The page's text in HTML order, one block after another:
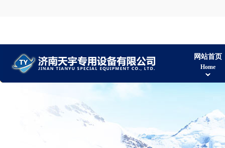
网站首页
Home